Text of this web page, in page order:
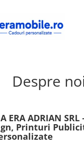
suflet
SAU BOTEZ
& botez
decor
Despre
ERA ADRIAN
Printuri